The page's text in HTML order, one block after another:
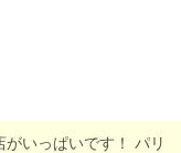
いっぱいです！ パリ